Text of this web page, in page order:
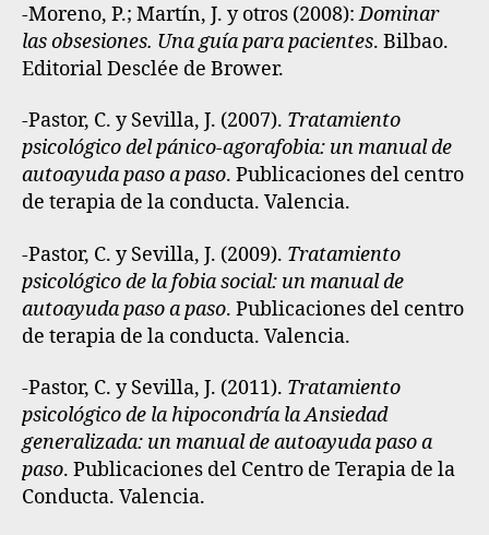
-Moreno, P.; Martín, J. y otros (2008):Dominar
las obsesiones. Una guía para pacientes. Bilbao.
Editorial Desclée de Brower.
-Pastor, C. y Sevilla, J. (2007). Tratamiento
psicológico del pánico-agorafobia: un manual de
autoayuda paso a paso. Publicaciones del centro
de terapia de la conducta. Valencia.
-Pastor, C. y Sevilla, J. (2009). Tratamiento
psicológico de la fobia social: un manual de
autoayuda paso a paso. Publicaciones del centro
de terapia de la conducta. Valencia.
-Pastor, C. y Sevilla, J. (2011). Tratamiento
psicológico de la hipocondría la Ansiedad
generalizada: un manual de autoayuda paso a
paso. Publicaciones del Centro de Terapia de la
Conducta. Valencia.